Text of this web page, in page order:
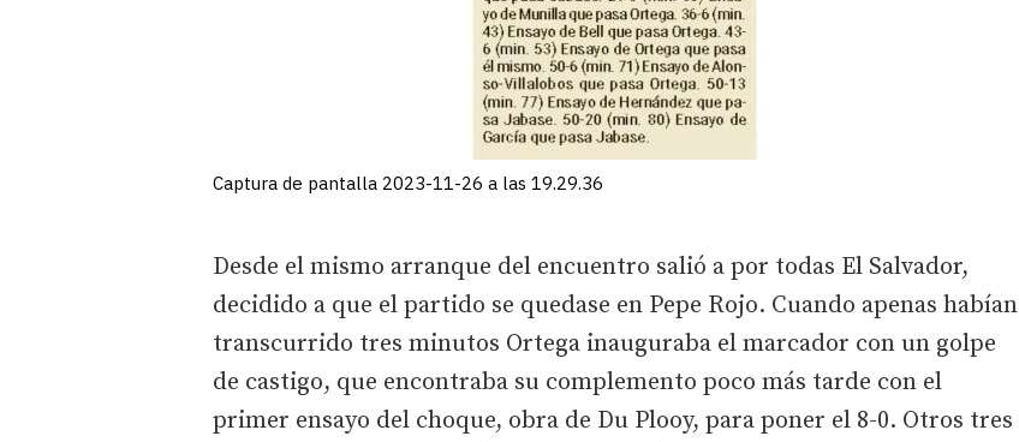
Captura de pantalla 2023-11-26 a las 19.29.36
Desde el mismo arranque del encuentro salió a por todas El Salvador,
decidido a que el partido se quedase en Pepe Rojo. Cuando apenas habían
transcurrido tres minutos Ortega inauguraba el marcador con un golpe
de castigo, que encontraba su complemento poco más tarde con el
primer ensayo del choque, obra de Du Plooy, para poner el 8-0. Otros tres